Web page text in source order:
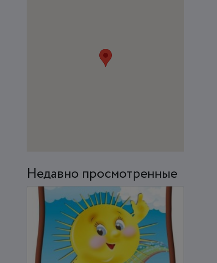
Недавно просмотренные